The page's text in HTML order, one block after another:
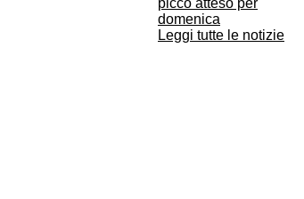
picco atteso per
domenica
Leggi tutte le notizie